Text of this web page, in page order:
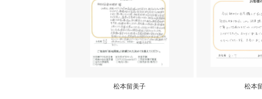
松本留美子 松本